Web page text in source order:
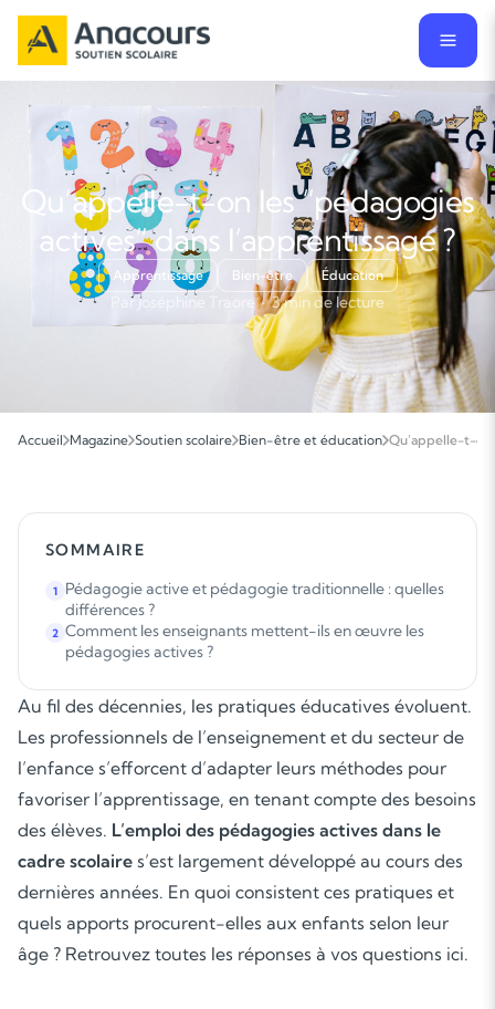
Qu’appelle-t-on les “pédagogies
actives” dans l’apprentissage ?
Apprentissage Bien-être Éducation
Par Joséphine Traore · 3 min de lecture
Accueil Magazine Soutien scolaire Bien-être et éducation Qu’appelle-t-on
SOMMAIRE
1
Pédagogie active et pédagogie traditionnelle : quelles
différences ?
2 Comment les enseignants mettent-ils en œuvre les
pédagogies actives ?
Au fil des décennies, les pratiques éducatives évoluent.
Les professionnels de l’enseignement et du secteur de
l’enfance s’efforcent d’adapter leurs méthodes pour
favoriser l’apprentissage, en tenant compte des besoins
des élèves. L’emploi des pédagogies actives dans le
cadre scolaire s’est largement développé au cours des
dernières années. En quoi consistent ces pratiques et
quels apports procurent-elles aux enfants selon leur
âge ? Retrouvez toutes les réponses à vos questions ici.